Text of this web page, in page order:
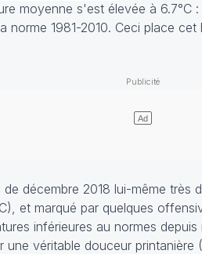
moyenne s'est élevée à 6.7°C
norme 1981-2010. Ceci place
décembre 2018 lui-même très
et marqué par quelques
inférieures au normes
une véritable douceur